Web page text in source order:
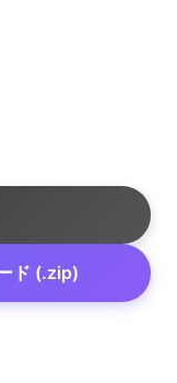
ド (.zip)